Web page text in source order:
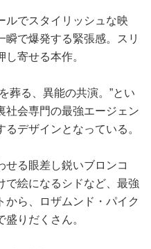
でスタイリッシュな映
で爆発する緊張感。スリ
寄せる本作。
葬る、異能の共演。”とい
社会専門の最強エージェン
るデザインとなっている。
る眼差し鋭いブロンコ
で絵になるシドなど、最強
から、ロザムンド・パイク
りだくさん。